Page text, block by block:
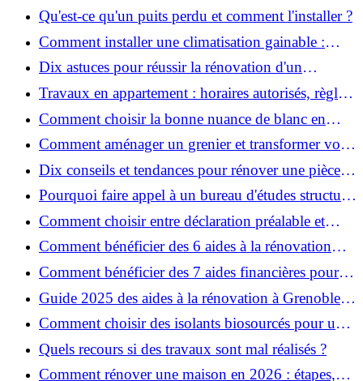
Qu'est-ce qu'un puits perdu et comment l'installer ?
Comment installer une climatisation gainable :
coût, étapes et conseils ?
Dix astuces pour réussir la rénovation d'un
appartement
Travaux en appartement : horaires autorisés, règles
et bonnes pratiques
Comment choisir la bonne nuance de blanc en
décoration et éviter les pièges ?
Comment aménager un grenier et transformer vos
combles en espace habitable ?
Dix conseils et tendances pour rénover une pièce
de la maison
Pourquoi faire appel à un bureau d'études structure
pour garantir la sécurité de vos rénovations ?
Comment choisir entre déclaration préalable et
permis de construire pour vos travaux ?
Comment bénéficier des 6 aides à la rénovation
énergétique à Grenoble ?
Comment bénéficier des 7 aides financières pour la
rénovation énergétique à Voiron ?
Guide 2025 des aides à la rénovation à Grenoble et
Voiron : MaPrimeRénov’, CEE, aides locales
Comment choisir des isolants biosourcés pour une
rénovation écologique ?
Quels recours si des travaux sont mal réalisés ?
Comment rénover une maison en 2026 : étapes,